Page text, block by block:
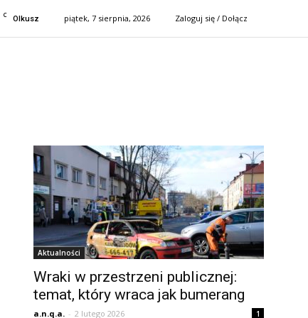
C Olkusz piątek, 7 sierpnia, 2026 Zaloguj się / Dołącz
Aktualności
Wraki w przestrzeni publicznej:
temat, który wraca jak bumerang
a.n.q.a. - 2 lutego 2026 1